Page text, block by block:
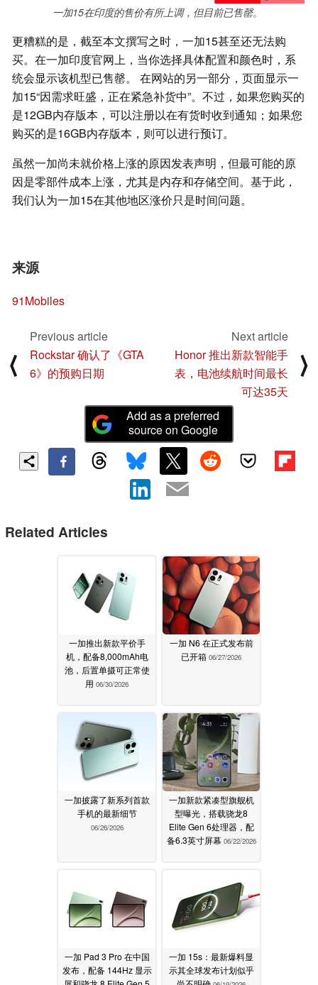
一加15在印度的售价有所上调，但目前已售罄。
更糟糕的是，截至本文撰写之时，一加15甚至还无法购
买。在一加印度官网上，当你选择具体配置和颜色时，系
统会显示该机型已售罄。 在网站的另一部分，页面显示一
加15“因需求旺盛，正在紧急补货中”。不过，如果您购买的
是12GB内存版本，可以注册以在有货时收到通知；如果您
购买的是16GB内存版本，则可以进行预订。
虽然一加尚未就价格上涨的原因发表声明，但最可能的原
因是零部件成本上涨，尤其是内存和存储空间。基于此，
我们认为一加15在其他地区涨价只是时间问题。
来源
91Mobiles
⟨
Previous article
Rockstar 确认了《GTA
6》的预购日期
Next article
Honor 推出新款智能手
表，电池续航时间最长
可达35天
⟩
Add as a preferred
source on Google
Related Articles
一加推出新款平价手
机，配备8,000mAh电
池，后置单摄可正常使
用 06/30/2026
一加 N6 在正式发布前
已开箱 06/27/2026
一加披露了新系列首款
手机的最新细节
06/26/2026
一加新款紧凑型旗舰机
型曝光，搭载骁龙8
Elite Gen 6处理器，配
备6.3英寸屏幕 06/22/2026
一加 Pad 3 Pro 在中国
发布，配备 144Hz 显示
一加 15s：最新爆料显
示其全球发布计划似乎